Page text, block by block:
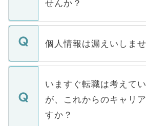
下記の理由によって、一般
ません。
■応募殺到を避けるため
関を公にしてしまうと、
に、医療機関が求める条件
みを人材紹介会社に依頼す
ています。
せんか？
転職・入職を強要するこ
ん。また、仮に応募先から
定を承諾する必要はあり
の辞退の連絡はキャリアパ
個人情報は漏えいしま
個人情報が漏えいするこ
で、ご安心ください。当サ
などで収集したご登録者様
ご本人のキャリアアップお
支援を目的に使用いたしま
いますぐ転職は考えて
が、これからのキャリ
すか？